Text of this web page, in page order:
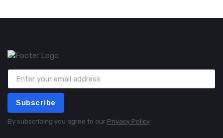
Subscribe
By subscribing you agree to our Privacy Policy